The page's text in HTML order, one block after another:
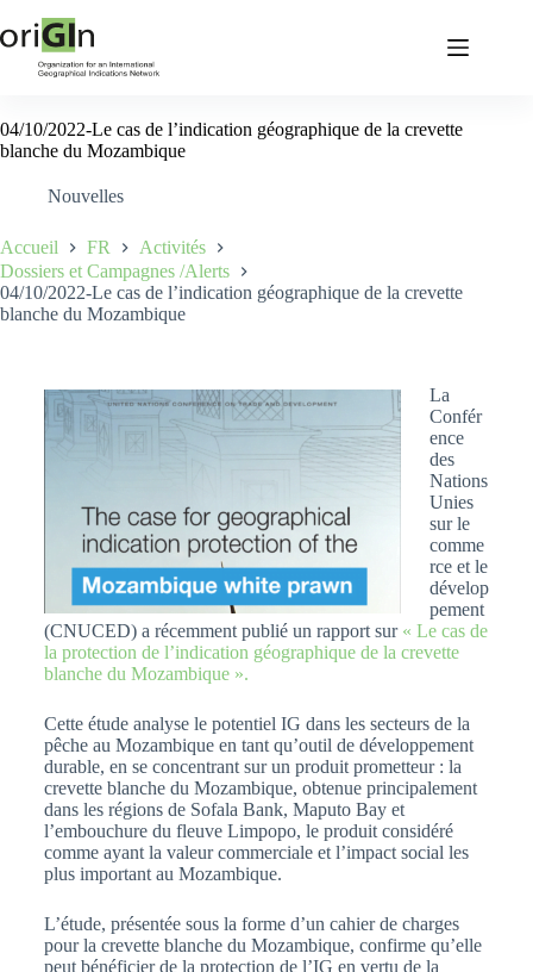
04/10/2022-Le cas de l’indication géographique de la crevette
blanche du Mozambique
Nouvelles
Accueil FR
Activités
Dossiers et Campagnes /Alerts
04/10/2022-Le cas de l’indication géographique de la crevette
blanche du Mozambique
La
Confér
ence
des
Nations
Unies
sur le
comme
rce et le
dévelop
pement
(CNUCED) a récemment publié un rapport sur « Le cas de
la protection de l’indication géographique de la crevette
blanche du Mozambique ».
Cette étude analyse le potentiel IG dans les secteurs de la
pêche au Mozambique en tant qu’outil de développement
durable, en se concentrant sur un produit prometteur : la
crevette blanche du Mozambique, obtenue principalement
dans les régions de Sofala Bank, Maputo Bay et
l’embouchure du fleuve Limpopo, le produit considéré
comme ayant la valeur commerciale et l’impact social les
plus important au Mozambique.
L’étude, présentée sous la forme d’un cahier de charges
pour la crevette blanche du Mozambique, confirme qu’elle
peut bénéficier de la protection de l’IG en vertu de la